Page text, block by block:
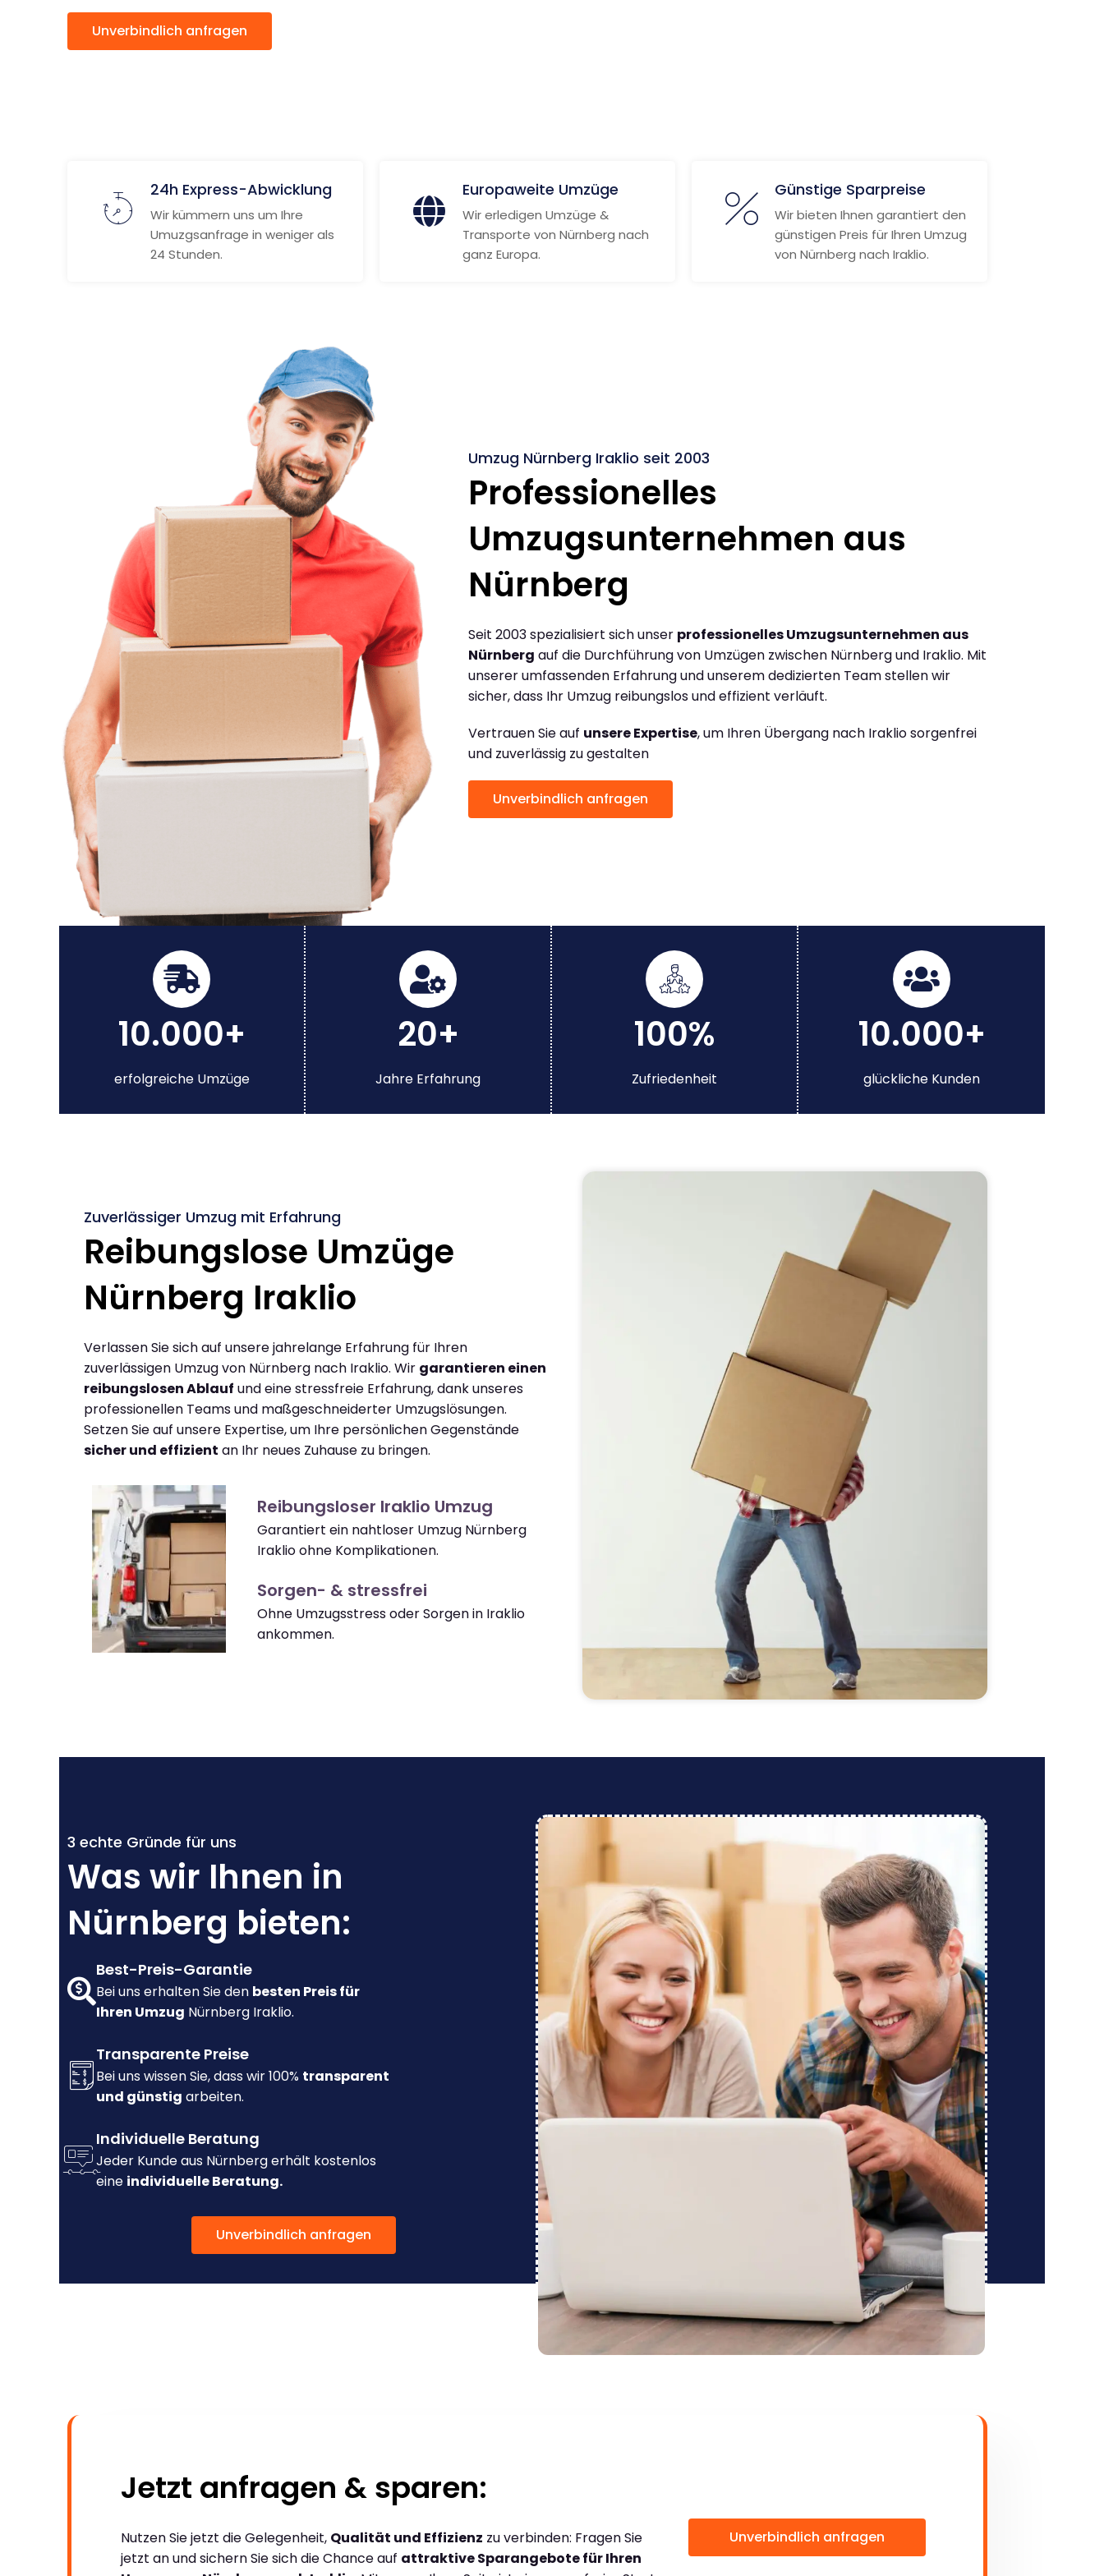
Unverbindlich anfragen
24h Express-Abwicklung
Wir kümmern uns um Ihre
Umuzgsanfrage in weniger als
24 Stunden.
Europaweite Umzüge
Wir erledigen Umzüge &
Transporte von Nürnberg nach
ganz Europa.
Günstige Sparpreise
Wir bieten Ihnen garantiert den
günstigen Preis für Ihren Umzug
von Nürnberg nach Iraklio.
Umzug Nürnberg Iraklio seit 2003
Professionelles
Umzugsunternehmen aus
Nürnberg
Seit 2003 spezialisiert sich unser professionelles Umzugsunternehmen aus
Nürnberg auf die Durchführung von Umzügen zwischen Nürnberg und Iraklio. Mit
unserer umfassenden Erfahrung und unserem dedizierten Team stellen wir
sicher, dass Ihr Umzug reibungslos und effizient verläuft.
Vertrauen Sie auf unsere Expertise, um Ihren Übergang nach Iraklio sorgenfrei
und zuverlässig zu gestalten
Unverbindlich anfragen
10.000+
erfolgreiche Umzüge
20+
Jahre Erfahrung
100%
Zufriedenheit
10.000+
glückliche Kunden
Zuverlässiger Umzug mit Erfahrung
Reibungslose Umzüge
Nürnberg Iraklio
Verlassen Sie sich auf unsere jahrelange Erfahrung für Ihren
zuverlässigen Umzug von Nürnberg nach Iraklio. Wir garantieren einen
reibungslosen Ablauf und eine stressfreie Erfahrung, dank unseres
professionellen Teams und maßgeschneiderter Umzugslösungen.
Setzen Sie auf unsere Expertise, um Ihre persönlichen Gegenstände
sicher und effizient an Ihr neues Zuhause zu bringen.
Reibungsloser Iraklio Umzug
Garantiert ein nahtloser Umzug Nürnberg
Iraklio ohne Komplikationen.
Sorgen- & stressfrei
Ohne Umzugsstress oder Sorgen in Iraklio
ankommen.
3 echte Gründe für uns
Was wir Ihnen in
Nürnberg bieten:
Best-Preis-Garantie
Bei uns erhalten Sie den besten Preis für
Ihren Umzug Nürnberg Iraklio.
Transparente Preise
Bei uns wissen Sie, dass wir 100% transparent
und günstig arbeiten.
Individuelle Beratung
Jeder Kunde aus Nürnberg erhält kostenlos
eine individuelle Beratung.
Unverbindlich anfragen
Jetzt anfragen & sparen:
Nutzen Sie jetzt die Gelegenheit, Qualität und Effizienz zu verbinden: Fragen Sie
jetzt an und sichern Sie sich die Chance auf attraktive Sparangebote für Ihren
Unverbindlich anfragen